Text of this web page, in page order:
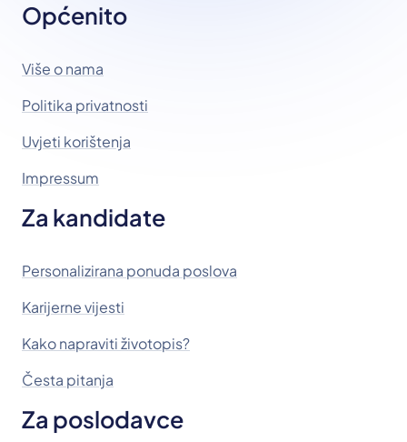
Općenito
Više o nama
Politika privatnosti
Uvjeti korištenja
Impressum
Za kandidate
Personalizirana ponuda poslova
Karijerne vijesti
Kako napraviti životopis?
Česta pitanja
Za poslodavce